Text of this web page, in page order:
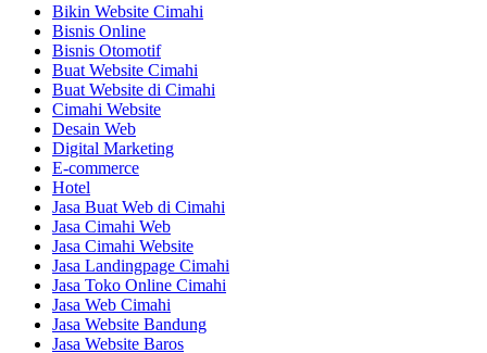
Bikin Website Cimahi
Bisnis Online
Bisnis Otomotif
Buat Website Cimahi
Buat Website di Cimahi
Cimahi Website
Desain Web
Digital Marketing
E-commerce
Hotel
Jasa Buat Web di Cimahi
Jasa Cimahi Web
Jasa Cimahi Website
Jasa Landingpage Cimahi
Jasa Toko Online Cimahi
Jasa Web Cimahi
Jasa Website Bandung
Jasa Website Baros